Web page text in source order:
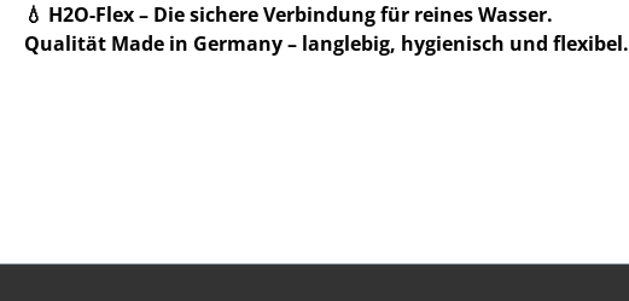
💧 H2O-Flex – Die sichere Verbindung für reines Wasser.
Qualität Made in Germany – langlebig, hygienisch und flexibel.